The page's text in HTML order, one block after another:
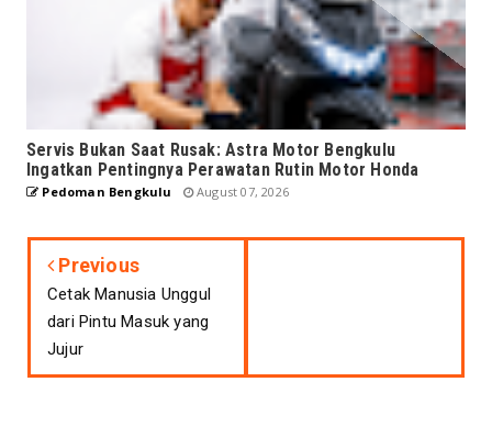
Servis Bukan Saat Rusak: Astra Motor Bengkulu
Ingatkan Pentingnya Perawatan Rutin Motor Honda
Pedoman Bengkulu August 07, 2026
Previous
Cetak Manusia Unggul
dari Pintu Masuk yang
Jujur